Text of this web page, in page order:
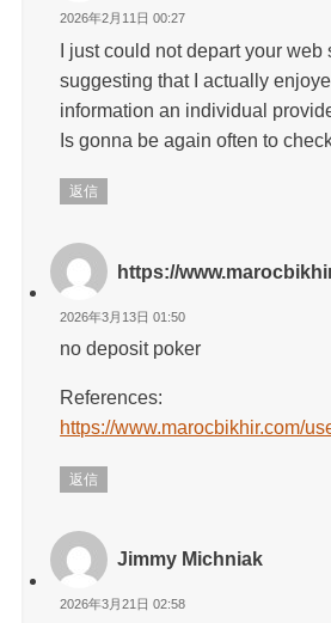
2026年2月11日 00:27
I just could not depart your web
suggesting that I actually
information an individual
Is gonna be again often to
返信
https://
2026年3月13日 01:50
no deposit poker
References:
https://www.marocbikhir.com/
返信
Jimmy Michniak
2026年3月21日 02:58